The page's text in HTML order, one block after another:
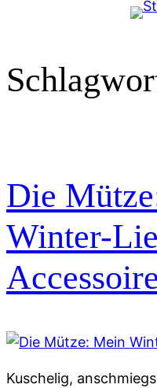
Die
Winter-
Accessoire
Kuschelig,